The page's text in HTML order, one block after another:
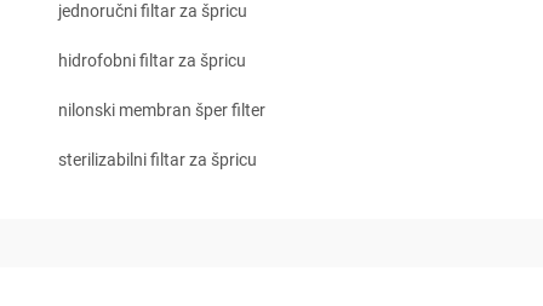
jednoručni filtar za špricu
hidrofobni filtar za špricu
nilonski membran šper filter
sterilizabilni filtar za špricu